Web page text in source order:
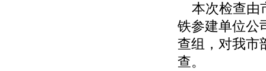
本次检查由
铁参建单位公
查组，对我市
查。